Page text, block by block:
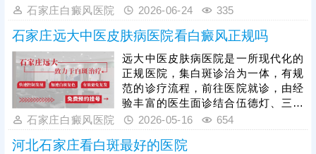
的进口芦可替尼外用JAK抑制剂通过
费进口芦可替尼联合治疗，可三选一
免费体验针对性复色针，还能以200
元完成白斑全项筛查，帮青少年患者
科学推进复色。
石家庄白癜风医院 2026-06-24 335
石家庄远大中医皮肤病医院看白癜风正规吗
远大中医皮肤病医院是一所现代化的
正规医院，集白斑诊治为一体，有规
范的诊疗流程，前往医院就诊，由经
验丰富的医生面诊结合伍德灯、三维
皮肤ct检查详细分析病情，指导后续
规范治疗。医生治白癜风分期、分
型，结合患者体质、病情量身定制治
石家庄白癜风医院 2026-05-16 654
河北石家庄看白斑最好的医院